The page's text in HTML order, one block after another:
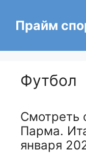
содержимому
Прайм
Футбол
Смотреть
Парма.
января